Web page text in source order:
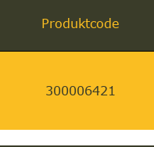
Produktcode
300006421